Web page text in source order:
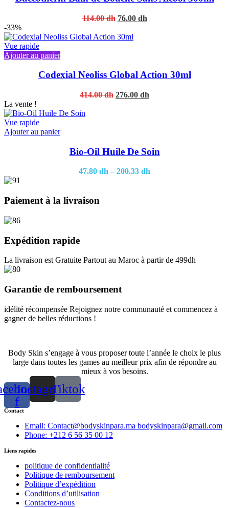
114.00dh Original
was:
76.00 dhCurrent
-33%
Vue rapide
Ajouter au panier
Codexial Neoliss Global Action 30ml
414.00dh Original
276.00 dh
La vente !
Vue rapide
Ajouter au panierThis
has
multiple
variants.
may
be
product
Bio-Oil Huile De Soin
47.80 dh – 200.33 dh
Paiement à la livraison
Expédition rapide
La livraison est Gratuite Partout au Maroc à partir de 499dh
Garantie de remboursement
idélité récompensée Rejoignez notre communauté et commencez à
gagner de belles réductions !
Body Skin s’engage à vous proposer toute l’année le choix le plus
large dans toutes les games au meilleur prix afin de répondre au
mieux à vos besoins.
f
InstagramTiktok
Contact
Email: Contact@bodyskinpara.ma bodyskinpara@gmail.com
Phone: +212 6 56 35 00 12
Liens rapides
politique de confidentialité
Politique de remboursement
Politique d’expédition
Conditions d’utilisation
Contactez-nous